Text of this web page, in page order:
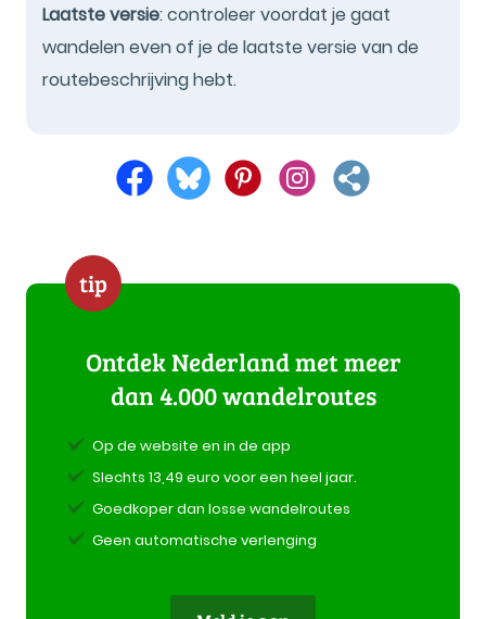
Laatste versie: controleer voordat je gaat
wandelen even of je de laatste versie van de
routebeschrijving hebt.
tip
Ontdek Nederland met meer
dan 4.000 wandelroutes
Op de website en in de app
Slechts 13,49 euro voor een heel jaar.
Goedkoper dan losse wandelroutes
Geen automatische verlenging